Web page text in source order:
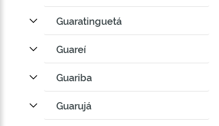
Guaratinguetá
Guareí
Guariba
Guarujá